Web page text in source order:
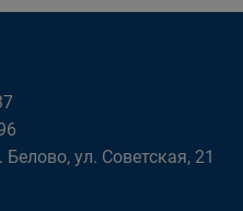
ул. Советская, 21